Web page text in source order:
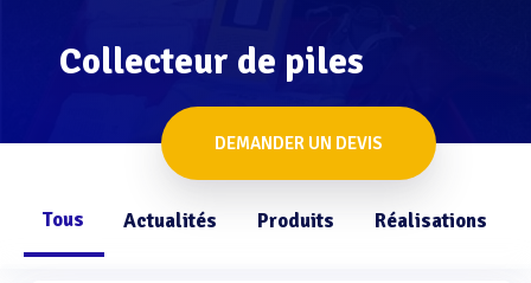
Collecteur de piles
DEMANDER UN DEVIS
Tous Actualités Produits Réalisations